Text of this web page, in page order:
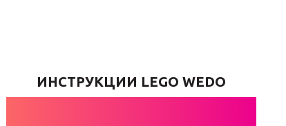
ИНСТРУКЦИИ LEGO WEDO